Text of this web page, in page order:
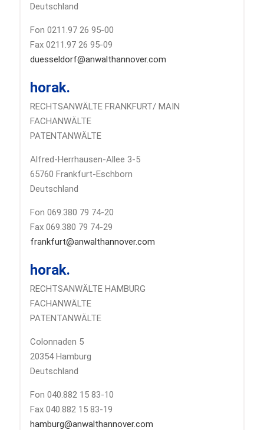
Deutschland
Fon 0211.97 26 95-00
Fax 0211.97 26 95-09
duesseldorf@anwalthannover.com
horak.
RECHTSANWÄLTE FRANKFURT/ MAIN
FACHANWÄLTE
PATENTANWÄLTE
Alfred-Herrhausen-Allee 3-5
65760 Frankfurt-Eschborn
Deutschland
Fon 069.380 79 74-20
Fax 069.380 79 74-29
frankfurt@anwalthannover.com
horak.
RECHTSANWÄLTE HAMBURG
FACHANWÄLTE
PATENTANWÄLTE
Colonnaden 5
20354 Hamburg
Deutschland
Fon 040.882 15 83-10
Fax 040.882 15 83-19
hamburg@anwalthannover.com